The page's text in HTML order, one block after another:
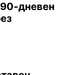
дневен